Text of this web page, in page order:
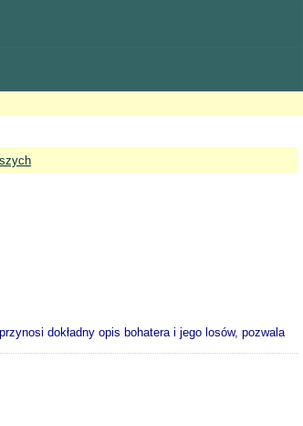
dokładny opis bohatera i jego losów, pozwala